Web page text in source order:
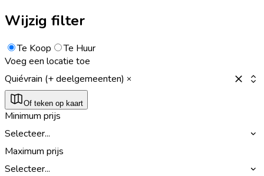
Wijzig filter
Te Koop
Te Huur
Voeg een locatie toe
Quiévrain (+ deelgemeenten)
Of teken op kaart
Minimum prijs
Selecteer...
Maximum prijs
Selecteer...